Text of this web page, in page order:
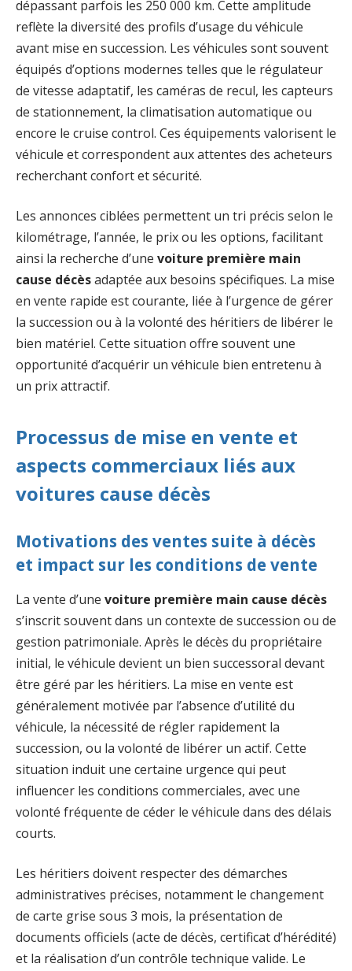
dépassant parfois les 250 000 km. Cette amplitude
reflète la diversité des profils d’usage du véhicule
avant mise en succession. Les véhicules sont souvent
équipés d’options modernes telles que le régulateur
de vitesse adaptatif, les caméras de recul, les capteurs
de stationnement, la climatisation automatique ou
encore le cruise control. Ces équipements valorisent le
véhicule et correspondent aux attentes des acheteurs
recherchant confort et sécurité.
Les annonces ciblées permettent un tri précis selon le
kilométrage, l’année, le prix ou les options, facilitant
ainsi la recherche d’une voiture première main
cause décèsadaptée aux besoins spécifiques. La mise
en vente rapide est courante, liée à l’urgence de gérer
la succession ou à la volonté des héritiers de libérer le
bien matériel. Cette situation offre souvent une
opportunité d’acquérir un véhicule bien entretenu à
un prix attractif.
Processus de mise en vente et
aspects commerciaux liés aux
voitures cause décès
Motivations des ventes suite à décès
et impact sur les conditions de vente
La vente d’une voiture première main cause décès
s’inscrit souvent dans un contexte de succession ou de
gestion patrimoniale. Après le décès du propriétaire
initial, le véhicule devient un bien successoral devant
être géré par les héritiers. La mise en vente est
généralement motivée par l’absence d’utilité du
véhicule, la nécessité de régler rapidement la
succession, ou la volonté de libérer un actif. Cette
situation induit une certaine urgence qui peut
influencer les conditions commerciales, avec une
volonté fréquente de céder le véhicule dans des délais
courts.
Les héritiers doivent respecter des démarches
administratives précises, notamment le changement
de carte grise sous 3 mois, la présentation de
documents officiels (acte de décès, certificat d’hérédité)
et la réalisation d’un contrôle technique valide. Le